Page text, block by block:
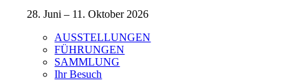
28. Juni – 11. Oktober 2026
AUSSTELLUNGEN
FÜHRUNGEN
SAMMLUNG
Ihr Besuch